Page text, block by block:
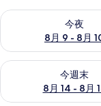
今夜
8月 9 - 8月
今夜 8月 9 - 8月 10
今週末
8月 14 - 8月
今週末 8月 14 - 8月